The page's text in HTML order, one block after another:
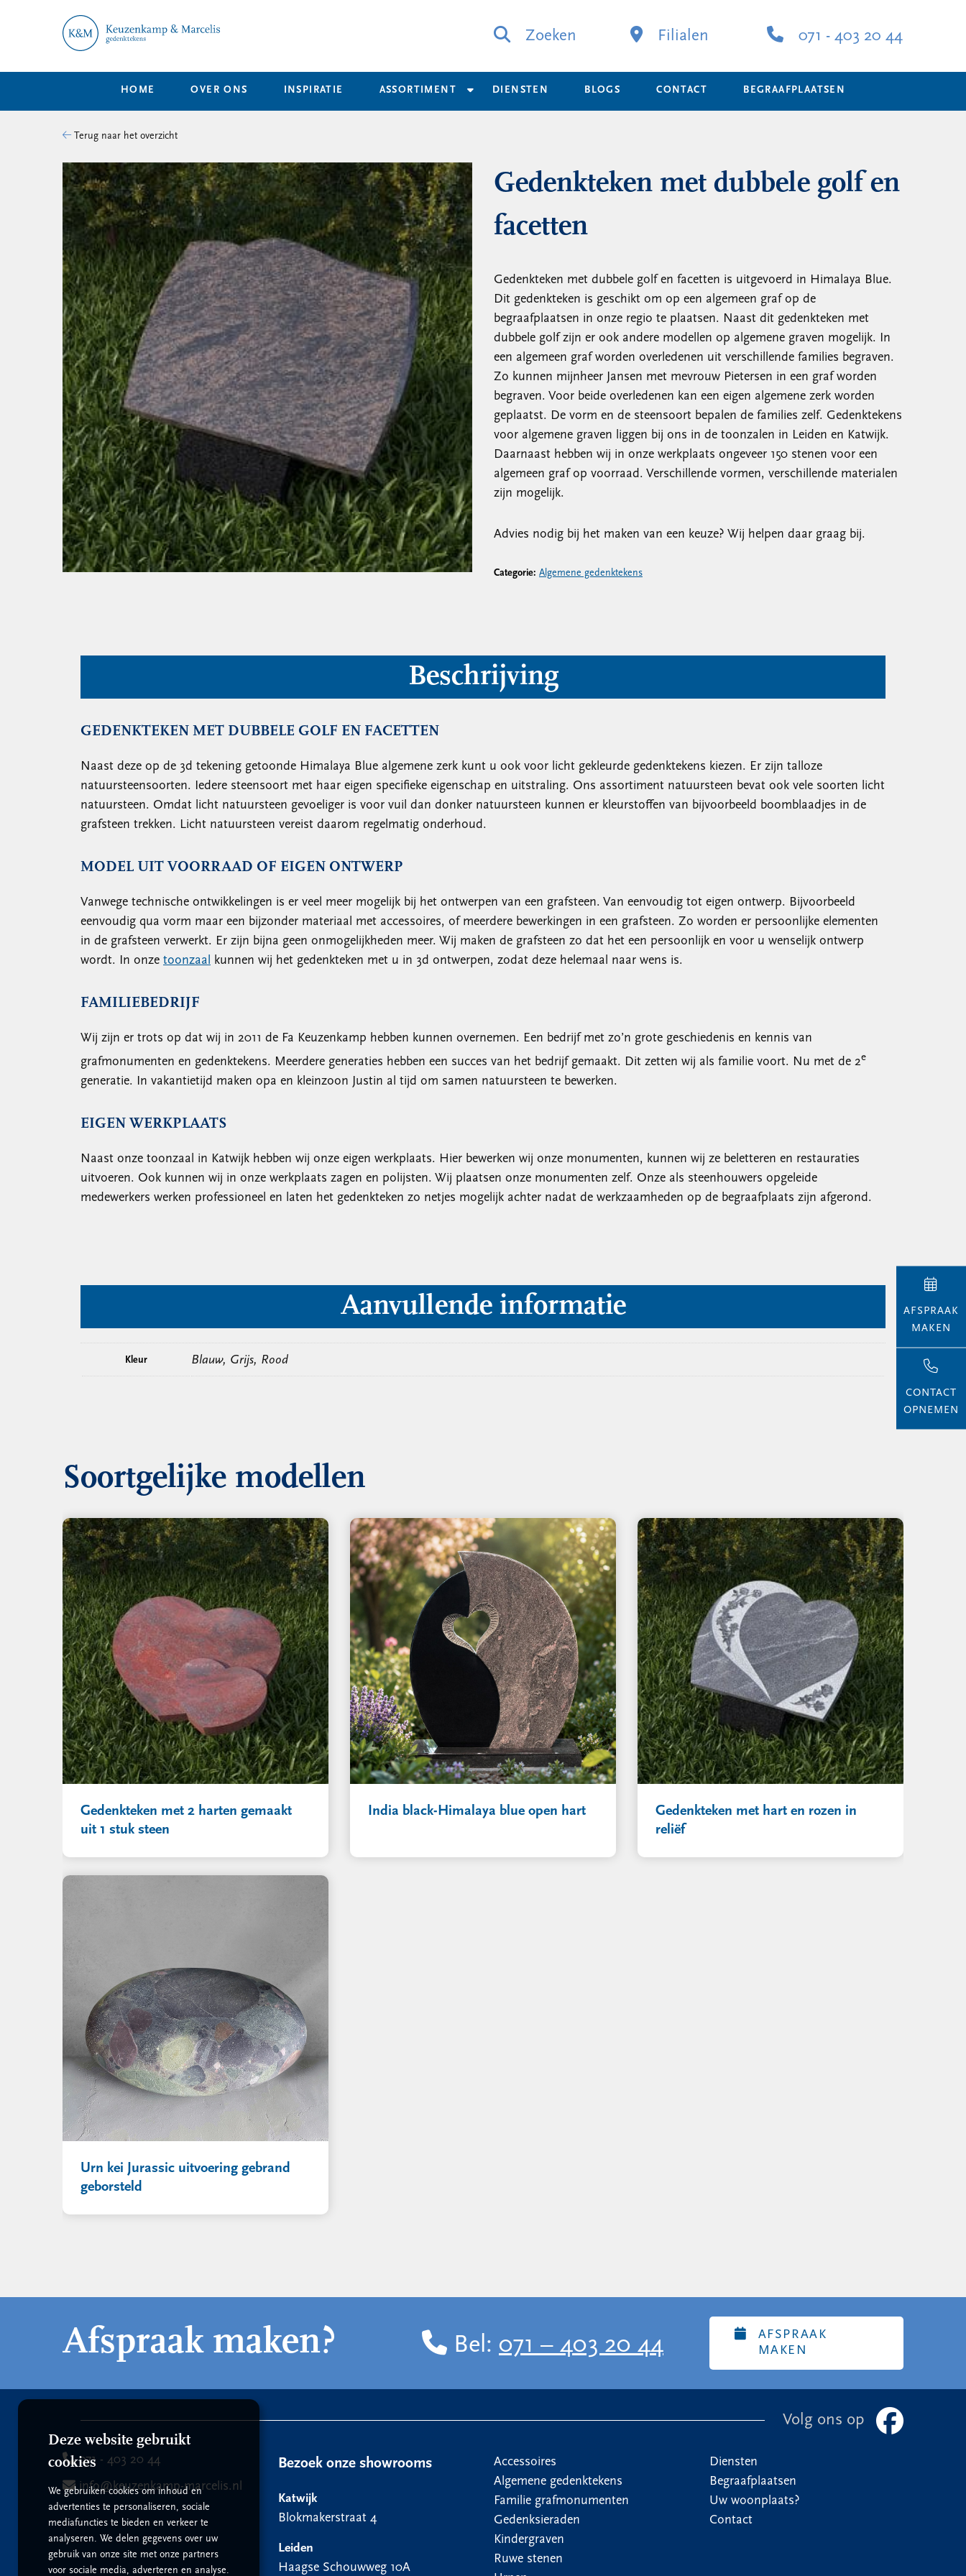
Zoeken Filialen 071 - 403 20 44
HOME OVER ONS INSPIRATIE ASSORTIMENT DIENSTEN BLOGS CONTACT BEGRAAFPLAATSEN
Terug naar het overzicht
Gedenkteken met dubbele golf en
facetten
Gedenkteken met dubbele golf en facetten is uitgevoerd in Himalaya Blue.
Dit gedenkteken is geschikt om op een algemeen graf op de
begraafplaatsen in onze regio te plaatsen. Naast dit gedenkteken met
dubbele golf zijn er ook andere modellen op algemene graven mogelijk. In
een algemeen graf worden overledenen uit verschillende families begraven.
Zo kunnen mijnheer Jansen met mevrouw Pietersen in een graf worden
begraven. Voor beide overledenen kan een eigen algemene zerk worden
geplaatst. De vorm en de steensoort bepalen de families zelf. Gedenktekens
voor algemene graven liggen bij ons in de toonzalen in Leiden en Katwijk.
Daarnaast hebben wij in onze werkplaats ongeveer 150 stenen voor een
algemeen graf op voorraad. Verschillende vormen, verschillende materialen
zijn mogelijk.
Advies nodig bij het maken van een keuze? Wij helpen daar graag bij.
Categorie: Algemene gedenktekens
Beschrijving
GEDENKTEKEN MET DUBBELE GOLF EN FACETTEN
Naast deze op de 3d tekening getoonde Himalaya Blue algemene zerk kunt u ook voor licht gekleurde gedenktekens kiezen. Er zijn talloze
natuursteensoorten. Iedere steensoort met haar eigen specifieke eigenschap en uitstraling. Ons assortiment natuursteen bevat ook vele soorten licht
natuursteen. Omdat licht natuursteen gevoeliger is voor vuil dan donker natuursteen kunnen er kleurstoffen van bijvoorbeeld boomblaadjes in de
grafsteen trekken. Licht natuursteen vereist daarom regelmatig onderhoud.
MODEL UIT VOORRAAD OF EIGEN ONTWERP
Vanwege technische ontwikkelingen is er veel meer mogelijk bij het ontwerpen van een grafsteen. Van eenvoudig tot eigen ontwerp. Bijvoorbeeld
eenvoudig qua vorm maar een bijzonder materiaal met accessoires, of meerdere bewerkingen in een grafsteen. Zo worden er persoonlijke elementen
in de grafsteen verwerkt. Er zijn bijna geen onmogelijkheden meer. Wij maken de grafsteen zo dat het een persoonlijk en voor u wenselijk ontwerp
wordt. In onze toonzaal kunnen wij het gedenkteken met u in 3d ontwerpen, zodat deze helemaal naar wens is.
FAMILIEBEDRIJF
Wij zijn er trots op dat wij in 2011 de Fa Keuzenkamp hebben kunnen overnemen. Een bedrijf met zo’n grote geschiedenis en kennis van
grafmonumenten en gedenktekens. Meerdere generaties hebben een succes van het bedrijf gemaakt. Dit zetten wij als familie voort. Nu met de 2e
generatie. In vakantietijd maken opa en kleinzoon Justin al tijd om samen natuursteen te bewerken.
EIGEN WERKPLAATS
Naast onze toonzaal in Katwijk hebben wij onze eigen werkplaats. Hier bewerken wij onze monumenten, kunnen wij ze beletteren en restauraties
uitvoeren. Ook kunnen wij in onze werkplaats zagen en polijsten. Wij plaatsen onze monumenten zelf. Onze als steenhouwers opgeleide
medewerkers werken professioneel en laten het gedenkteken zo netjes mogelijk achter nadat de werkzaamheden op de begraafplaats zijn afgerond.
Aanvullende informatie
Kleur Blauw, Grijs, Rood
Soortgelijke modellen
Gedenkteken met 2 harten gemaakt
uit 1 stuk steen
India black-Himalaya blue open hart
Gedenkteken met hart en rozen in
reliëf
Urn kei Jurassic uitvoering gebrand
geborsteld
AFSPRAAK
MAKEN
CONTACT
OPNEMEN
Afspraak maken? Bel: 071 – 403 20 44
AFSPRAAK
MAKEN
Volg ons op
071 - 403 20 44
info@keuzenkamp-marcelis.nl
Bezoek onze showrooms
Katwijk
Blokmakerstraat 4
Leiden
Haagse Schouwweg 10A
Accessoires
Algemene gedenktekens
Familie grafmonumenten
Gedenksieraden
Kindergraven
Ruwe stenen
Diensten
Begraafplaatsen
Uw woonplaats?
Contact
Deze website gebruikt
cookies
We gebruiken cookies om inhoud en
advertenties te personaliseren, sociale
mediafuncties te bieden en verkeer te
analyseren. We delen gegevens over uw
gebruik van onze site met onze partners
voor sociale media, adverteren en analyse.